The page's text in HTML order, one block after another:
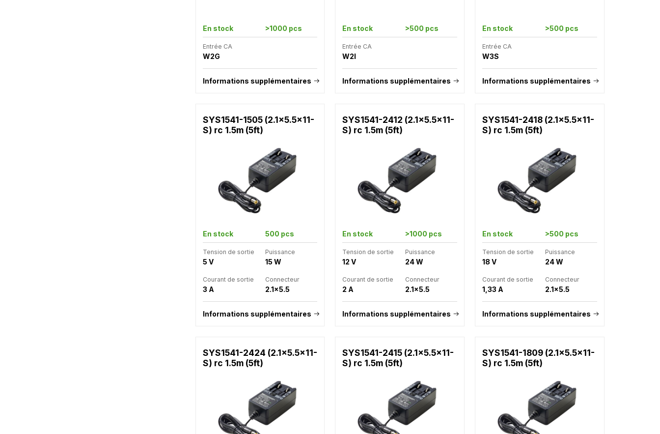
En stock >1000 pcs
Entrée CA
W2G
Informations supplémentaires
En stock >500 pcs
Entrée CA
W2I
Informations supplémentaires
En stock >500 pcs
Entrée CA
W3S
Informations supplémentaires
SYS1541-1505 (2.1x5.5x11-
S) rc 1.5m (5ft)
En stock 500 pcs
Tension de sortie
5 V
Puissance
15 W
Courant de sortie
3 A
Connecteur
2.1x5.5
Informations supplémentaires
SYS1541-2412 (2.1x5.5x11-
S) rc 1.5m (5ft)
En stock >1000 pcs
Tension de sortie
12 V
Puissance
24 W
Courant de sortie
2 A
Connecteur
2.1x5.5
Informations supplémentaires
SYS1541-2418 (2.1x5.5x11-
S) rc 1.5m (5ft)
En stock >500 pcs
Tension de sortie
18 V
Puissance
24 W
Courant de sortie
1,33 A
Connecteur
2.1x5.5
Informations supplémentaires
SYS1541-2424 (2.1x5.5x11-
S) rc 1.5m (5ft)
SYS1541-2415 (2.1x5.5x11-
S) rc 1.5m (5ft)
SYS1541-1809 (2.1x5.5x11-
S) rc 1.5m (5ft)